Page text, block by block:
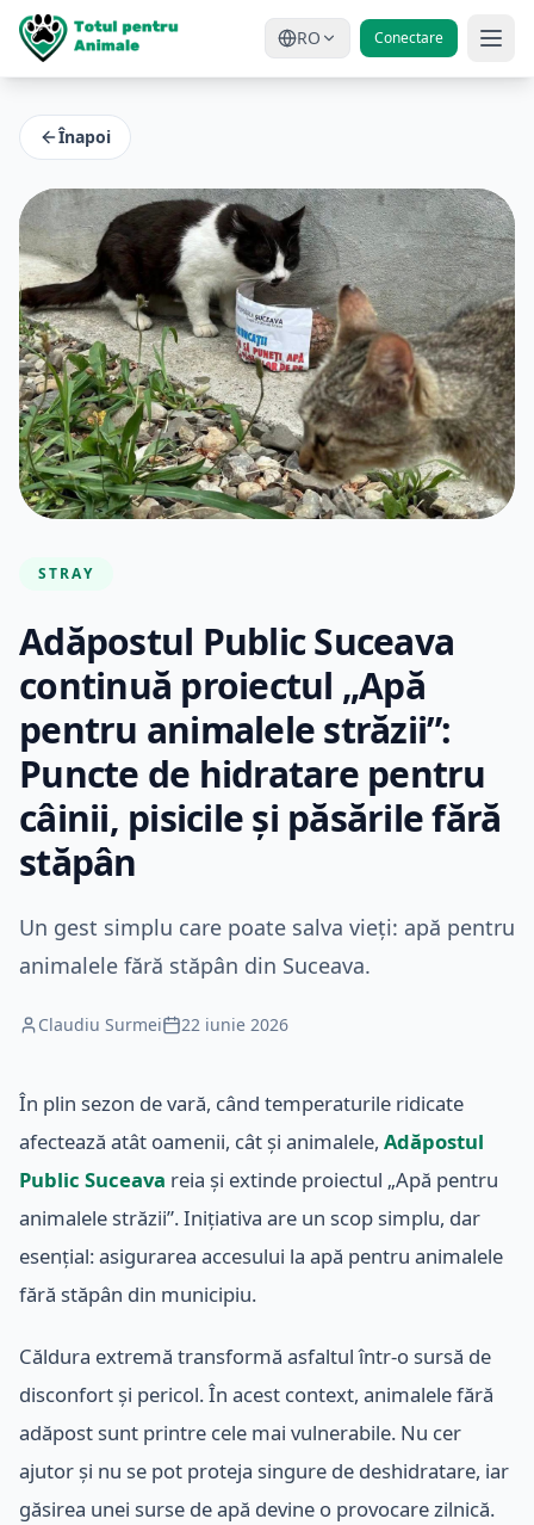
RO Conectare
Înapoi
STRAY
Adăpostul Public Suceava
continuă proiectul „Apă
pentru animalele străzii”:
Puncte de hidratare pentru
câinii, pisicile și păsările fără
stăpân
Un gest simplu care poate salva vieți: apă pentru
animalele fără stăpân din Suceava.
Claudiu Surmei 22 iunie 2026
În plin sezon de vară, când temperaturile ridicate
afectează atât oamenii, cât și animalele, Adăpostul
Public Suceava reia și extinde proiectul „Apă pentru
animalele străzii”. Inițiativa are un scop simplu, dar
esențial: asigurarea accesului la apă pentru animalele
fără stăpân din municipiu.
Căldura extremă transformă asfaltul într-o sursă de
disconfort și pericol. În acest context, animalele fără
adăpost sunt printre cele mai vulnerabile. Nu cer
ajutor și nu se pot proteja singure de deshidratare, iar
găsirea unei surse de apă devine o provocare zilnică.